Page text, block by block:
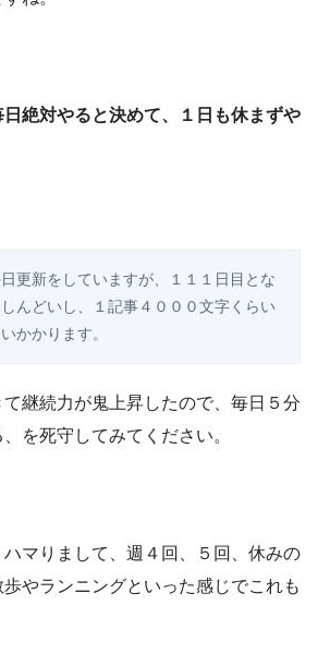
絶対やると決めて、１日も休まずや
更新をしていますが、１１１日目とな
んどいし、１記事４０００文字くらい
かかります。
継続力が鬼上昇したので、毎日５分
を死守してみてください。
マりまして、週４回、５回、休みの
やランニングといった感じでこれも